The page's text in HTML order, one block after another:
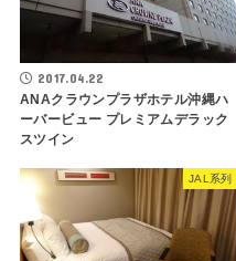
2017.04.22
ANAクラウンプラザホテル沖縄ハ
ーバービュー プレミアムデラック
スツイン
JAL系列